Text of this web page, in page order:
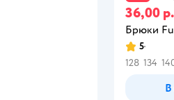
36,00 р.
Брюки
5
128 134
В